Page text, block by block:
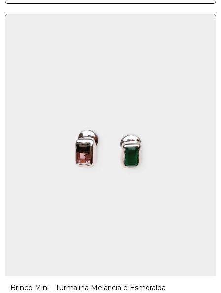
Brinco Mini - Turmalina Melancia e Esmeralda